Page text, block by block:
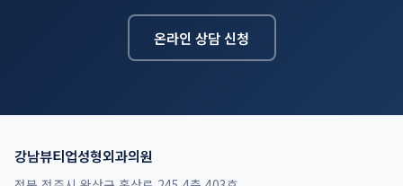
온라인 상담 신청
강남뷰티업성형외과의원